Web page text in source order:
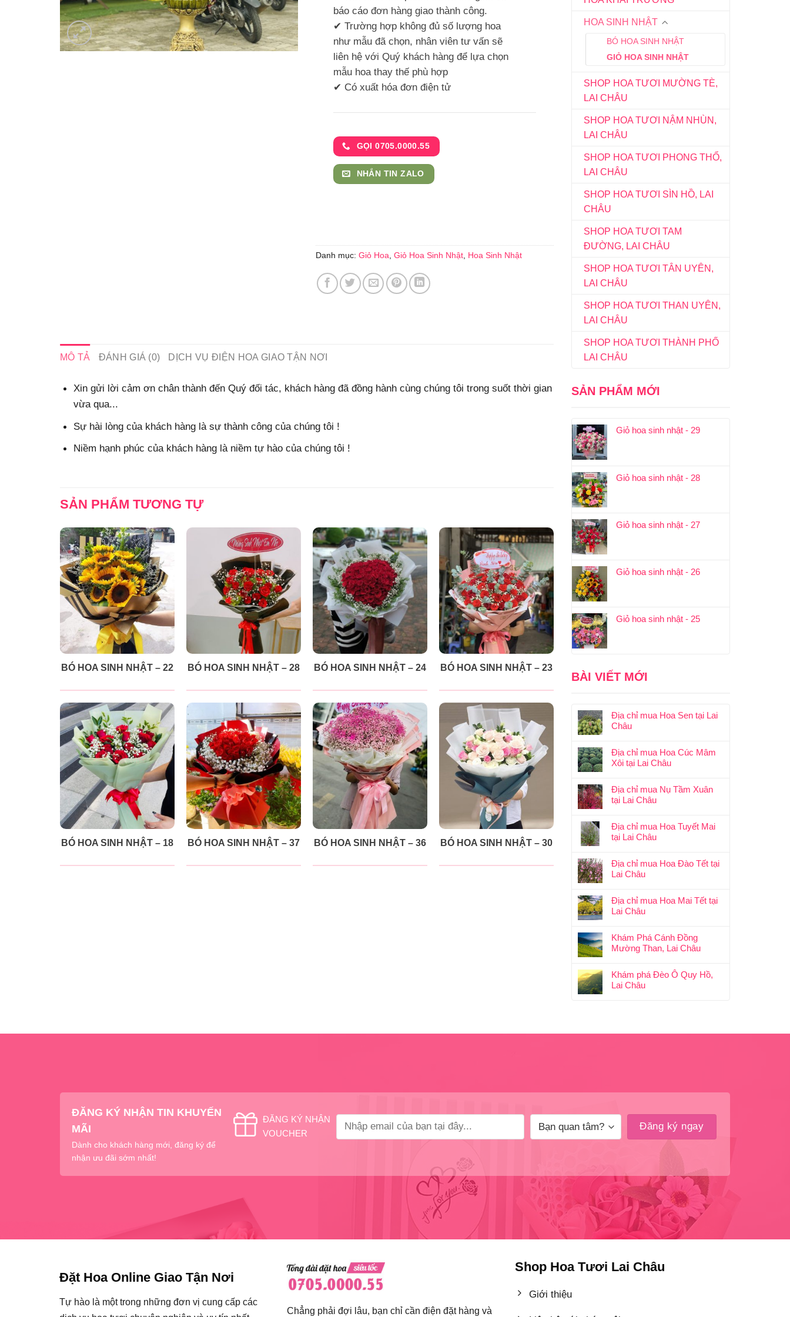
HOA SINH NHẬT
BÓ HOA SINH NHẬT
GIỎ HOA SINH NHẬT
SHOP HOA TƯƠI MƯỜNG TÈ,
LAI CHÂU
SHOP HOA TƯƠI NẬM NHÙN,
LAI CHÂU
SHOP HOA TƯƠI PHONG THỔ,
LAI CHÂU
SHOP HOA TƯƠI SÌN HỒ, LAI
CHÂU
SHOP HOA TƯƠI TAM
ĐƯỜNG, LAI CHÂU
SHOP HOA TƯƠI TÂN UYÊN,
LAI CHÂU
SHOP HOA TƯƠI THAN UYÊN,
LAI CHÂU
SHOP HOA TƯƠI THÀNH PHỐ
LAI CHÂU
SẢN PHẨM MỚI
Giỏ hoa sinh nhật - 29
Giỏ hoa sinh nhật - 28
Giỏ hoa sinh nhật - 27
Giỏ hoa sinh nhật - 26
Giỏ hoa sinh nhật - 25
BÀI VIẾT MỚI
Địa chỉ mua Hoa Sen tại Lai
Châu
Địa chỉ mua Hoa Cúc Mâm
Xôi tại Lai Châu
Địa chỉ mua Nụ Tầm Xuân
tại Lai Châu
Địa chỉ mua Hoa Tuyết Mai
tại Lai Châu
Địa chỉ mua Hoa Đào Tết tại
Lai Châu
Địa chỉ mua Hoa Mai Tết tại
Lai Châu
Khám Phá Cánh Đồng
Mường Than, Lai Châu
Khám phá Đèo Ô Quy Hồ,
Lai Châu
báo cáo đơn hàng giao thành công.
✔ Trường hợp không đủ số lượng hoa
như mẫu đã chọn, nhân viên tư vấn sẽ
liên hệ với Quý khách hàng để lựa chọn
mẫu hoa thay thế phù hợp
✔ Có xuất hóa đơn điện tử
GỌI 0705.0000.55
NHẮN TIN ZALO
Danh mục: Giỏ Hoa Giỏ Hoa Sinh Nhật Hoa Sinh Nhật
MÔ TẢ ĐÁNH GIÁ (0) DỊCH VỤ ĐIỆN HOA GIAO TẬN NƠI
Xin gửi lời cảm ơn chân thành đến Quý đối tác, khách hàng đã đồng hành cùng chúng tôi trong suốt thời gian
vừa qua...
Sự hài lòng của khách hàng là sự thành công của chúng tôi !
Niềm hạnh phúc của khách hàng là niềm tự hào của chúng tôi !
SẢN PHẨM TƯƠNG TỰ
BÓ HOA SINH NHẬT – 22 BÓ HOA SINH NHẬT – 28 BÓ HOA SINH NHẬT – 24 BÓ HOA SINH NHẬT – 23
BÓ HOA SINH NHẬT – 18 BÓ HOA SINH NHẬT – 37 BÓ HOA SINH NHẬT – 36 BÓ HOA SINH NHẬT – 30
ĐĂNG KÝ NHẬN TIN KHUYẾN
MÃI
Dành cho khách hàng mới, đăng ký để
nhận ưu đãi sớm nhất!
ĐĂNG KÝ NHẬN
VOUCHER
Đặt Hoa Online Giao Tận Nơi
Tự hào là một trong những đơn vị cung cấp các
Chẳng phải đợi lâu, bạn chỉ cần điện đặt hàng và
Shop Hoa Tươi Lai Châu
Giới thiệu